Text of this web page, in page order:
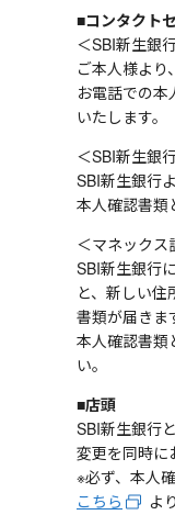
■コンタクト
＜SBI新生銀
ご本人様より
お電話での
いたします。
＜SBI新生銀
SBI新生銀行
本人確認書類
＜マネックス
SBI新生銀行
と、新しい
書類が届きま
本人確認書類
い。
■店頭
SBI新生銀行
変更を同時に
※必ず、本人
こちら
よ